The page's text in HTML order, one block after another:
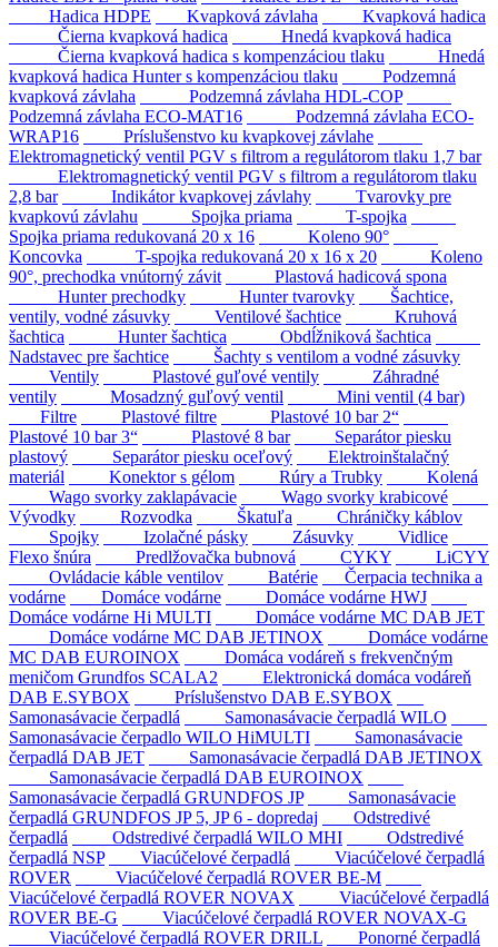
Hadica HDPE
Kvapková závlaha
Kvapková hadica
Čierna kvapková hadica
Hnedá kvapková hadica
Čierna kvapková hadica s kompenzáciou tlaku
Hnedá
kvapková hadica Hunter s kompenzáciou tlaku
Podzemná
kvapková závlaha
Podzemná závlaha HDL-COP
Podzemná závlaha ECO-MAT16
Podzemná závlaha ECO-
WRAP16
Príslušenstvo ku kvapkovej závlahe
Elektromagnetický ventil PGV s filtrom a regulátorom tlaku 1,7 bar
Elektromagnetický ventil PGV s filtrom a regulátorom tlaku
2,8 bar
Indikátor kvapkovej závlahy
Tvarovky pre
kvapkovú závlahu
Spojka priama
T-spojka
Spojka priama redukovaná 20 x 16
Koleno 90°
Koncovka
T-spojka redukovaná 20 x 16 x 20
Koleno
90°, prechodka vnútorný závit
Plastová hadicová spona
Hunter prechodky
Hunter tvarovky
Šachtice,
ventily, vodné zásuvky
Ventilové šachtice
Kruhová
šachtica
Hunter šachtica
Obdĺžniková šachtica
Nadstavec pre šachtice
Šachty s ventilom a vodné zásuvky
Ventily
Plastové guľové ventily
Záhradné
ventily
Mosadzný guľový ventil
Mini ventil (4 bar)
Filtre
Plastové filtre
Plastové 10 bar 2“
Plastové 10 bar 3“
Plastové 8 bar
Separátor piesku
plastový
Separátor piesku oceľový
Elektroinštalačný
materiál
Konektor s gélom Rúry a Trubky
Kolená
Wago svorky zaklapávacie
Wago svorky krabicové
Vývodky
Rozvodka Škatuľa
Chráničky káblov
Spojky
Izolačné pásky Zásuvky
Vidlice
Flexo šnúra
Predlžovačka bubnová CYKY
LiCYY
Ovládacie káble ventilov
Batérie
Čerpacia technika a
vodárne
Domáce vodárne
Domáce vodárne HWJ
Domáce vodárne Hi MULTI
Domáce vodárne MC DAB JET
Domáce vodárne MC DAB JETINOX
Domáce vodárne
MC DAB EUROINOX
Domáca vodáreň s frekvenčným
meničom Grundfos SCALA2
Elektronická domáca vodáreň
DAB E.SYBOX
Príslušenstvo DAB E.SYBOX
Samonasávacie čerpadlá
Samonasávacie čerpadlá WILO
Samonasávacie čerpadlo WILO HiMULTI
Samonasávacie
čerpadlá DAB JET
Samonasávacie čerpadlá DAB JETINOX
Samonasávacie čerpadlá DAB EUROINOX
Samonasávacie čerpadlá GRUNDFOS JP
Samonasávacie
čerpadlá GRUNDFOS JP 5, JP 6 - dopredaj
Odstredivé
čerpadlá
Odstredivé čerpadlá WILO MHI
Odstredivé
čerpadlá NSP
Viacúčelové čerpadlá
Viacúčelové čerpadlá
ROVER
Viacúčelové čerpadlá ROVER BE-M
Viacúčelové čerpadlá ROVER NOVAX
Viacúčelové čerpadlá
ROVER BE-G
Viacúčelové čerpadlá ROVER NOVAX-G
Viacúčelové čerpadlá ROVER DRILL
Ponorné čerpadlá